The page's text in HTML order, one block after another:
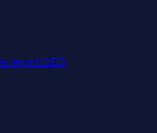
report SEO.